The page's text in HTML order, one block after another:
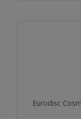
Eurodisc